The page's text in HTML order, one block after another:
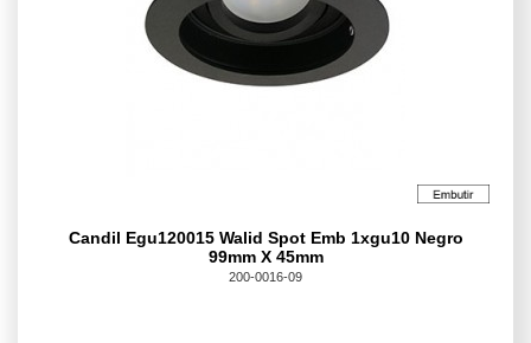
Candil Egu120015 Walid Spot Emb 1xgu10 Negro
99mm X 45mm
200-0016-09